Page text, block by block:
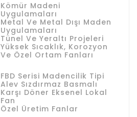
Kömür Madeni
Uygulamaları
Metal Ve Metal Dışı Maden
Uygulamaları
Tünel Ve Yeraltı Projeleri
Yüksek Sıcaklık, Korozyon
Ve Özel Ortam Fanları
FBD Serisi Madencilik Tipi
Alev Sızdırmaz Basmalı
Karşı Döner Eksenel Lokal
Fan
Özel Üretim Fanlar